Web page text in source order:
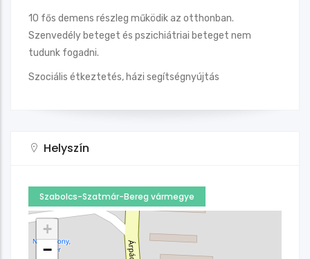
10 fős demens részleg működik az otthonban.
Szenvedély beteget és pszichiátriai beteget nem
tudunk fogadni.
Szociális étkeztetés, házi segítségnyújtás
Helyszín
Szabolcs-Szatmár-Bereg vármegye
+
−